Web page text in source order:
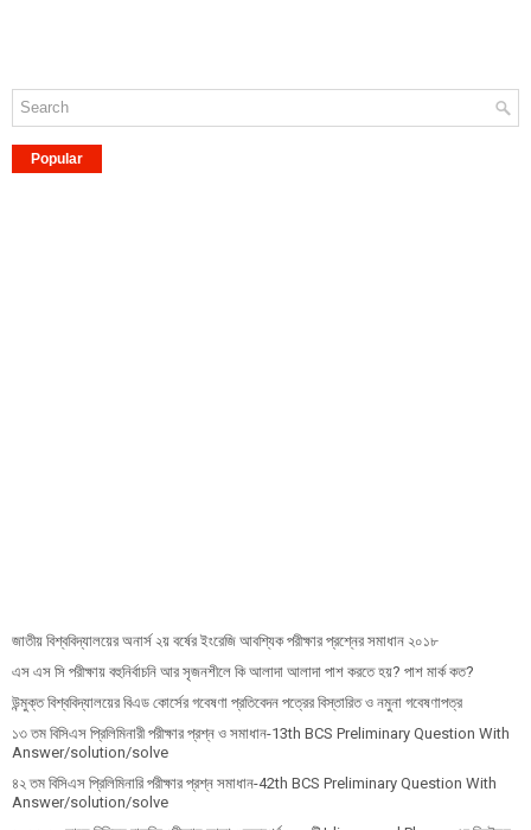
Popular
জাতীয় বিশ্ববিদ্যালয়ের অনার্স ২য় বর্ষের ইংরেজি আবশ্যিক পরীক্ষার প্রশ্নের সমাধান ২০১৮
এস এস সি পরীক্ষায় বহুনির্বাচনি আর সৃজনশীলে কি আলাদা আলাদা পাশ করতে হয়? পাশ মার্ক কত?
উন্মুক্ত বিশ্ববিদ্যালয়ের বিএড কোর্সের গবেষণা প্রতিবেদন পত্রের বিস্তারিত ও নমুনা গবেষণাপত্র
১৩ তম বিসিএস প্রি‌লি‌মিনারী পরীক্ষার প্রশ্ন ও সমাধান-13th BCS Preliminary Question With
Answer/solution/solve
৪২ তম বিসিএস প্রিলিমিনারি পরীক্ষার প্রশ্ন সমাধান-42th BCS Preliminary Question With
Answer/solution/solve